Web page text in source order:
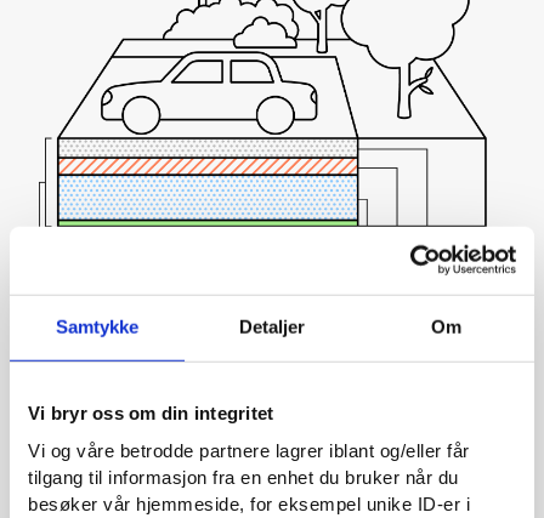
Samtykke Detaljer Om
Vi bryr oss om din integritet
Vi og våre betrodde partnere lagrer iblant og/eller får
tilgang til informasjon fra en enhet du bruker når du
besøker vår hjemmeside, for eksempel unike ID-er i
Materialer
Fiberduk
Pukk 22/63-3/64
Knust fjell 0/32
Pukk 8/11